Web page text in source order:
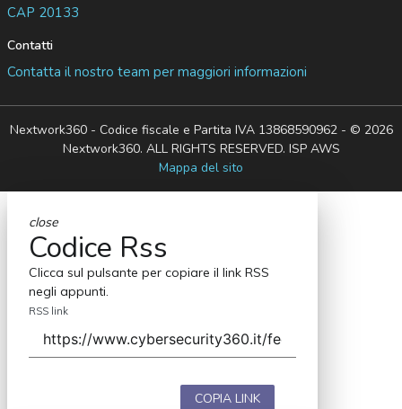
CAP 20133
Contatti
Contatta il nostro team per maggiori informazioni
Nextwork360 - Codice fiscale e Partita IVA 13868590962 - © 2026
Nextwork360. ALL RIGHTS RESERVED. ISP AWS
Mappa del sito
close
Codice Rss
Clicca sul pulsante per copiare il link RSS
negli appunti.
RSS link
COPIA LINK